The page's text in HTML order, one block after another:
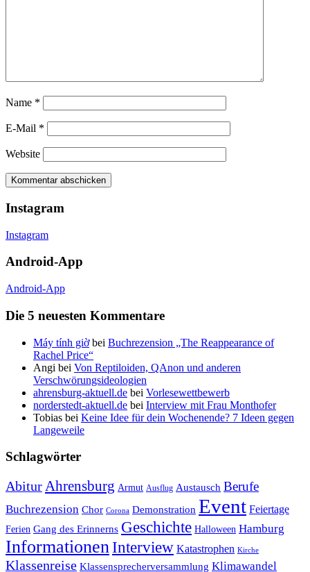
Name *
E-Mail *
Website
Instagram
Instagram
Android-App
Android-App
Die 5 neuesten Kommentare
Máy tính giờbei Buchrezension „The Reappearance of
Rachel Price“
Angi bei Von Reptiloiden, QAnon und anderen
Verschwörungsideologien
ahrensburg-aktuell.de bei Vorlesewettbewerb
norderstedt-aktuell.de bei Interview mit Frau Monthofer
Tobias bei Keine Idee für dein Wochenende? 7 Ideen gegen
Langeweile
Schlagwörter
AbiturAhrensburg Armut Ausflug Austausch Berufe
Buchrezension Chor Corona Demonstration Event Feiertage
Ferien Gang des Erinnerns Geschichte Halloween Hamburg
InformationenInterview Katastrophen Kirche
Klassenreise Klassensprecherversammlung Klimawandel